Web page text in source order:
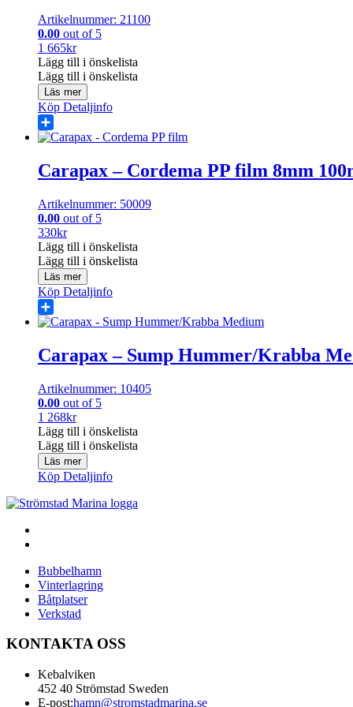
Artikelnummer: 21100
0.00 out of 5
1 665kr
Lägg till i önskelista
Lägg till i önskelista
Läs mer
Köp Detaljinfo
Share
Carapax – Cordema PP film 8mm
Artikelnummer: 50009
0.00 out of 5
330kr
Lägg till i önskelista
Lägg till i önskelista
Läs mer
Köp Detaljinfo
Share
Carapax – Sump Hummer/Krabba
Artikelnummer: 10405
0.00 out of 5
1 268kr
Lägg till i önskelista
Lägg till i önskelista
Läs mer
Köp Detaljinfo
Bubbelhamn
Vinterlagring
Båtplatser
Verkstad
KONTAKTA OSS
Kebalviken
452 40 Strömstad Sweden
E-post:hamn@stromstadmarina.se